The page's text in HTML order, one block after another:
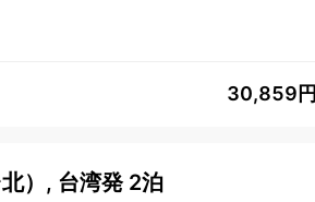
30,859円
）, 台湾発 2泊